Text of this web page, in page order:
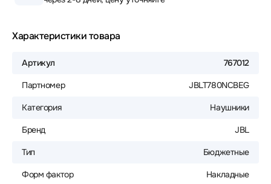
Характеристики товара
Артикул 767012
Партномер JBLT780NCBEG
Категория Наушники
Бренд JBL
Тип Бюджетные
Форм фактор Накладные